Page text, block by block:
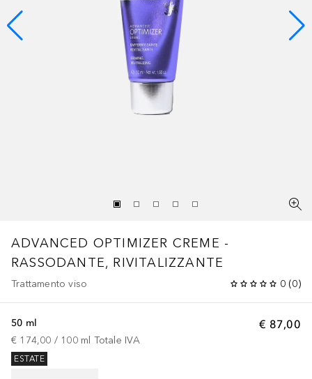
ADVANCED OPTIMIZER CREME -
RASSODANTE, RIVITALIZZANTE
Trattamento viso 0 (0)
€ 87,00
50 ml
€ 174,00 / 100 ml Totale IVA
ESTATE